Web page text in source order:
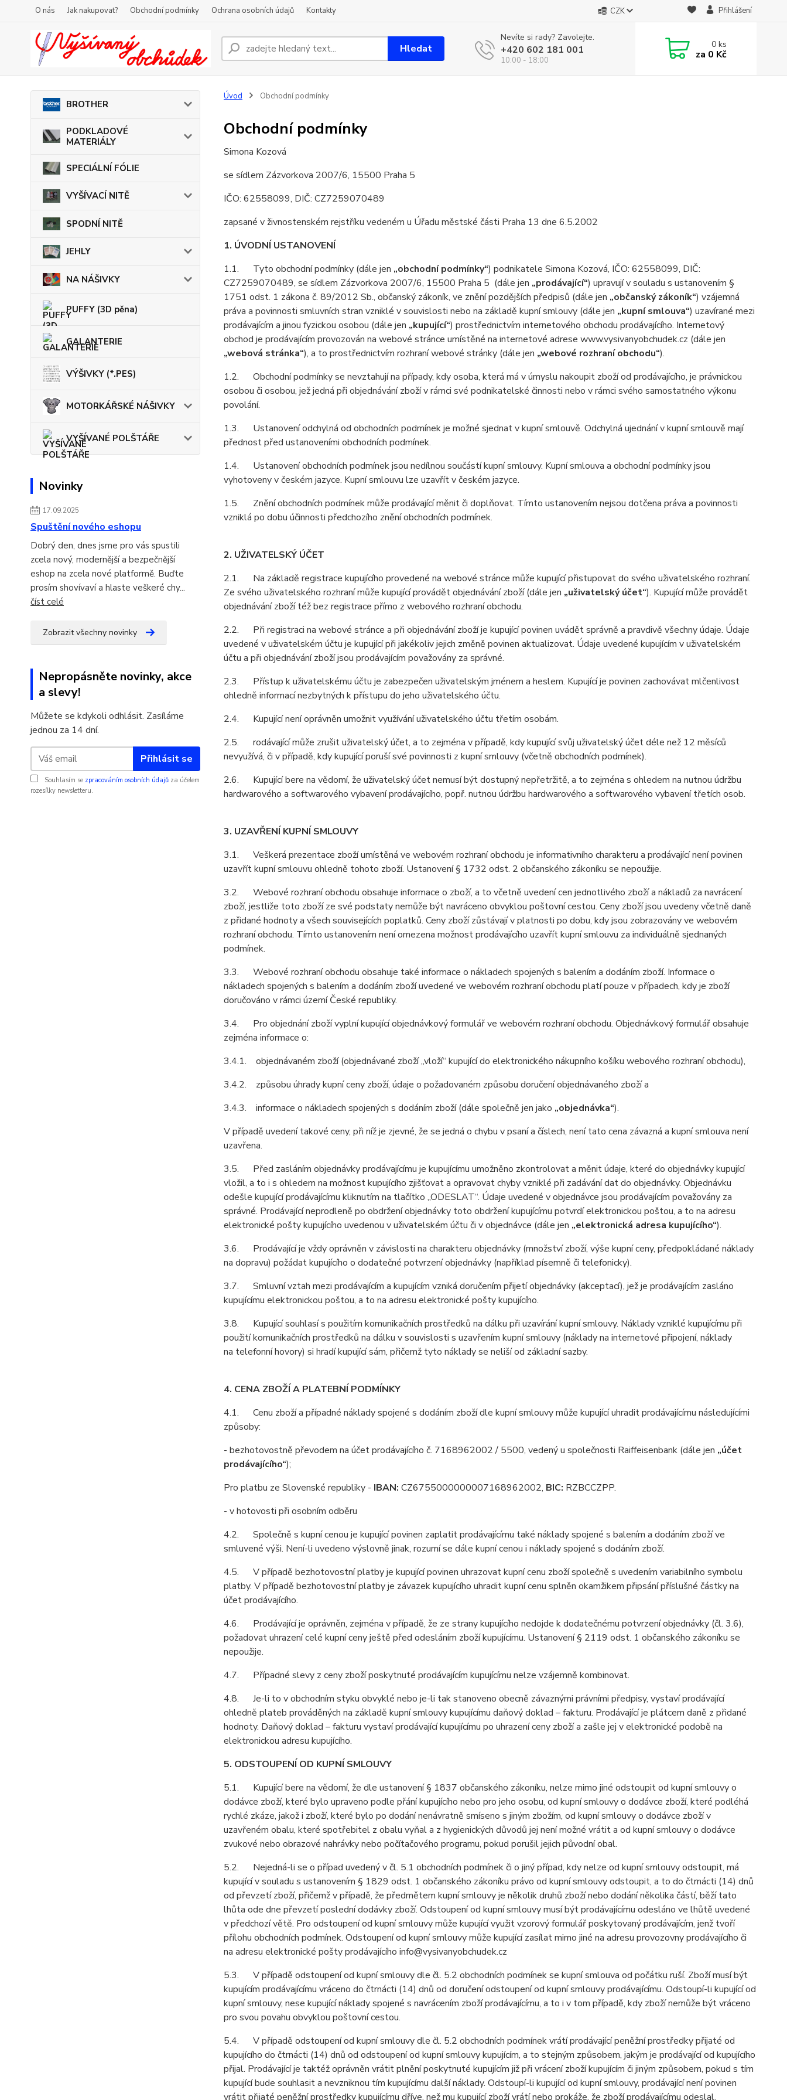
O nás Jak nakupovat? Obchodní podmínky Ochrana osobních údajů Kontakty CZK Přihlášení
Hledat
Nevíte si rady? Zavolejte.
+420 602 181 001
10:00 - 18:00
0ks
za 0 Kč
BROTHER
PODKLADOVÉ
MATERIÁLY
SPECIÁLNÍ FÓLIE
VYŠÍVACÍ NITĚ
SPODNÍ NITĚ
JEHLY
NA NÁŠIVKY
PUFFY (3D pěna)
GALANTERIE
VÝŠIVKY (*.PES)
MOTORKÁŘSKÉ NÁŠIVKY
VYŠÍVANÉ POLŠTÁŘE
Novinky
17.09.2025
Spuštění nového eshopu
Dobrý den, dnes jsme pro vás spustili
zcela nový, modernější a bezpečnější
eshop na zcela nové platformě. Buďte
prosím shovívaví a hlaste veškeré chy...
číst celé
Zobrazit všechny novinky
Nepropásněte novinky, akce
a slevy!
Můžete se kdykoli odhlásit. Zasíláme
jednou za 14 dní.
Přihlásit se
Souhlasím se zpracováním osobních údajů za účelem
rozesílky newsletteru.
Úvod Obchodní podmínky
Obchodní podmínky
Simona Kozová
se sídlem Zázvorkova 2007/6, 15500 Praha 5
IČO: 62558099, DIČ: CZ7259070489
zapsané v živnostenském rejstříku vedeném u Úřadu městské části Praha 13 dne 6.5.2002
1. ÚVODNÍ USTANOVENÍ
1.1. Tyto obchodní podmínky (dále jen „obchodní podmínky“) podnikatele Simona Kozová, IČO: 62558099, DIČ:
CZ7259070489, se sídlem Zázvorkova 2007/6, 15500 Praha 5 (dále jen „prodávající“) upravují v souladu s ustanovením §
1751 odst. 1 zákona č. 89/2012 Sb., občanský zákoník, ve znění pozdějších předpisů (dále jen „občanský zákoník“) vzájemná
práva a povinnosti smluvních stran vzniklé v souvislosti nebo na základě kupní smlouvy (dále jen „kupní smlouva“) uzavírané mezi
prodávajícím a jinou fyzickou osobou (dále jen „kupující“) prostřednictvím internetového obchodu prodávajícího. Internetový
obchod je prodávajícím provozován na webové stránce umístěné na internetové adrese www.vysivanyobchudek.cz (dále jen
„webová stránka“), a to prostřednictvím rozhraní webové stránky (dále jen „webové rozhraní obchodu“).
1.2. Obchodní podmínky se nevztahují na případy, kdy osoba, která má v úmyslu nakoupit zboží od prodávajícího, je právnickou
osobou či osobou, jež jedná při objednávání zboží v rámci své podnikatelské činnosti nebo v rámci svého samostatného výkonu
povolání.
1.3. Ustanovení odchylná od obchodních podmínek je možné sjednat v kupní smlouvě. Odchylná ujednání v kupní smlouvě mají
přednost před ustanoveními obchodních podmínek.
1.4. Ustanovení obchodních podmínek jsou nedílnou součástí kupní smlouvy. Kupní smlouva a obchodní podmínky jsou
vyhotoveny v českém jazyce. Kupní smlouvu lze uzavřít v českém jazyce.
1.5. Znění obchodních podmínek může prodávající měnit či doplňovat. Tímto ustanovením nejsou dotčena práva a povinnosti
vzniklá po dobu účinnosti předchozího znění obchodních podmínek.
2. UŽIVATELSKÝ ÚČET
2.1. Na základě registrace kupujícího provedené na webové stránce může kupující přistupovat do svého uživatelského rozhraní.
Ze svého uživatelského rozhraní může kupující provádět objednávání zboží (dále jen „uživatelský účet“). Kupující může provádět
objednávání zboží též bez registrace přímo z webového rozhraní obchodu.
2.2. Při registraci na webové stránce a při objednávání zboží je kupující povinen uvádět správně a pravdivě všechny údaje. Údaje
uvedené v uživatelském účtu je kupující při jakékoliv jejich změně povinen aktualizovat. Údaje uvedené kupujícím v uživatelském
účtu a při objednávání zboží jsou prodávajícím považovány za správné.
2.3. Přístup k uživatelskému účtu je zabezpečen uživatelským jménem a heslem. Kupující je povinen zachovávat mlčenlivost
ohledně informací nezbytných k přístupu do jeho uživatelského účtu.
2.4. Kupující není oprávněn umožnit využívání uživatelského účtu třetím osobám.
2.5. rodávající může zrušit uživatelský účet, a to zejména v případě, kdy kupující svůj uživatelský účet déle než 12 měsíců
nevyužívá, či v případě, kdy kupující poruší své povinnosti z kupní smlouvy (včetně obchodních podmínek).
2.6. Kupující bere na vědomí, že uživatelský účet nemusí být dostupný nepřetržitě, a to zejména s ohledem na nutnou údržbu
hardwarového a softwarového vybavení prodávajícího, popř. nutnou údržbu hardwarového a softwarového vybavení třetích osob.
3. UZAVŘENÍ KUPNÍ SMLOUVY
3.1. Veškerá prezentace zboží umístěná ve webovém rozhraní obchodu je informativního charakteru a prodávající není povinen
uzavřít kupní smlouvu ohledně tohoto zboží. Ustanovení § 1732 odst. 2 občanského zákoníku se nepoužije.
3.2. Webové rozhraní obchodu obsahuje informace o zboží, a to včetně uvedení cen jednotlivého zboží a nákladů za navrácení
zboží, jestliže toto zboží ze své podstaty nemůže být navráceno obvyklou poštovní cestou. Ceny zboží jsou uvedeny včetně daně
z přidané hodnoty a všech souvisejících poplatků. Ceny zboží zůstávají v platnosti po dobu, kdy jsou zobrazovány ve webovém
rozhraní obchodu. Tímto ustanovením není omezena možnost prodávajícího uzavřít kupní smlouvu za individuálně sjednaných
podmínek.
3.3. Webové rozhraní obchodu obsahuje také informace o nákladech spojených s balením a dodáním zboží. Informace o
nákladech spojených s balením a dodáním zboží uvedené ve webovém rozhraní obchodu platí pouze v případech, kdy je zboží
doručováno v rámci území České republiky.
3.4. Pro objednání zboží vyplní kupující objednávkový formulář ve webovém rozhraní obchodu. Objednávkový formulář obsahuje
zejména informace o:
3.4.1. objednávaném zboží (objednávané zboží „vloží“ kupující do elektronického nákupního košíku webového rozhraní obchodu),
3.4.2. způsobu úhrady kupní ceny zboží, údaje o požadovaném způsobu doručení objednávaného zboží a
3.4.3. informace o nákladech spojených s dodáním zboží (dále společně jen jako „objednávka“).
V případě uvedení takové ceny, při níž je zjevné, že se jedná o chybu v psaní a číslech, není tato cena závazná a kupní smlouva není
uzavřena.
3.5. Před zasláním objednávky prodávajícímu je kupujícímu umožněno zkontrolovat a měnit údaje, které do objednávky kupující
vložil, a to i s ohledem na možnost kupujícího zjišťovat a opravovat chyby vzniklé při zadávání dat do objednávky. Objednávku
odešle kupující prodávajícímu kliknutím na tlačítko „ODESLAT“. Údaje uvedené v objednávce jsou prodávajícím považovány za
správné. Prodávající neprodleně po obdržení objednávky toto obdržení kupujícímu potvrdí elektronickou poštou, a to na adresu
elektronické pošty kupujícího uvedenou v uživatelském účtu či v objednávce (dále jen „elektronická adresa kupujícího“).
3.6. Prodávající je vždy oprávněn v závislosti na charakteru objednávky (množství zboží, výše kupní ceny, předpokládané náklady
na dopravu) požádat kupujícího o dodatečné potvrzení objednávky (například písemně či telefonicky).
3.7. Smluvní vztah mezi prodávajícím a kupujícím vzniká doručením přijetí objednávky (akceptací), jež je prodávajícím zasláno
kupujícímu elektronickou poštou, a to na adresu elektronické pošty kupujícího.
3.8. Kupující souhlasí s použitím komunikačních prostředků na dálku při uzavírání kupní smlouvy. Náklady vzniklé kupujícímu při
použití komunikačních prostředků na dálku v souvislosti s uzavřením kupní smlouvy (náklady na internetové připojení, náklady
na telefonní hovory) si hradí kupující sám, přičemž tyto náklady se neliší od základní sazby.
4. CENA ZBOŽÍ A PLATEBNÍ PODMÍNKY
4.1. Cenu zboží a případné náklady spojené s dodáním zboží dle kupní smlouvy může kupující uhradit prodávajícímu následujícími
způsoby:
- bezhotovostně převodem na účet prodávajícího č. 7168962002 / 5500, vedený u společnosti Raiffeisenbank (dále jen „účet
prodávajícího“);
Pro platbu ze Slovenské republiky - IBAN: CZ6755000000007168962002, BIC: RZBCCZPP.
- v hotovosti při osobním odběru
4.2. Společně s kupní cenou je kupující povinen zaplatit prodávajícímu také náklady spojené s balením a dodáním zboží ve
smluvené výši. Není-li uvedeno výslovně jinak, rozumí se dále kupní cenou i náklady spojené s dodáním zboží.
4.5. V případě bezhotovostní platby je kupující povinen uhrazovat kupní cenu zboží společně s uvedením variabilního symbolu
platby. V případě bezhotovostní platby je závazek kupujícího uhradit kupní cenu splněn okamžikem připsání příslušné částky na
účet prodávajícího.
4.6. Prodávající je oprávněn, zejména v případě, že ze strany kupujícího nedojde k dodatečnému potvrzení objednávky (čl. 3.6),
požadovat uhrazení celé kupní ceny ještě před odesláním zboží kupujícímu. Ustanovení § 2119 odst. 1 občanského zákoníku se
nepoužije.
4.7. Případné slevy z ceny zboží poskytnuté prodávajícím kupujícímu nelze vzájemně kombinovat.
4.8. Je-li to v obchodním styku obvyklé nebo je-li tak stanoveno obecně závaznými právními předpisy, vystaví prodávající
ohledně plateb prováděných na základě kupní smlouvy kupujícímu daňový doklad – fakturu. Prodávající je plátcem daně z přidané
hodnoty. Daňový doklad – fakturu vystaví prodávající kupujícímu po uhrazení ceny zboží a zašle jej v elektronické podobě na
elektronickou adresu kupujícího.
5. ODSTOUPENÍ OD KUPNÍ SMLOUVY
5.1. Kupující bere na vědomí, že dle ustanovení § 1837 občanského zákoníku, nelze mimo jiné odstoupit od kupní smlouvy o
dodávce zboží, které bylo upraveno podle přání kupujícího nebo pro jeho osobu, od kupní smlouvy o dodávce zboží, které podléhá
rychlé zkáze, jakož i zboží, které bylo po dodání nenávratně smíseno s jiným zbožím, od kupní smlouvy o dodávce zboží v
uzavřeném obalu, které spotřebitel z obalu vyňal a z hygienických důvodů jej není možné vrátit a od kupní smlouvy o dodávce
zvukové nebo obrazové nahrávky nebo počítačového programu, pokud porušil jejich původní obal.
5.2. Nejedná-li se o případ uvedený v čl. 5.1 obchodních podmínek či o jiný případ, kdy nelze od kupní smlouvy odstoupit, má
kupující v souladu s ustanovením § 1829 odst. 1 občanského zákoníku právo od kupní smlouvy odstoupit, a to do čtrnácti (14) dnů
od převzetí zboží, přičemž v případě, že předmětem kupní smlouvy je několik druhů zboží nebo dodání několika částí, běží tato
lhůta ode dne převzetí poslední dodávky zboží. Odstoupení od kupní smlouvy musí být prodávajícímu odesláno ve lhůtě uvedené
v předchozí větě. Pro odstoupení od kupní smlouvy může kupující využit vzorový formulář poskytovaný prodávajícím, jenž tvoří
přílohu obchodních podmínek. Odstoupení od kupní smlouvy může kupující zasílat mimo jiné na adresu provozovny prodávajícího či
na adresu elektronické pošty prodávajícího info@vysivanyobchudek.cz
5.3. V případě odstoupení od kupní smlouvy dle čl. 5.2 obchodních podmínek se kupní smlouva od počátku ruší. Zboží musí být
kupujícím prodávajícímu vráceno do čtrnácti (14) dnů od doručení odstoupení od kupní smlouvy prodávajícímu. Odstoupí-li kupující od
kupní smlouvy, nese kupující náklady spojené s navrácením zboží prodávajícímu, a to i v tom případě, kdy zboží nemůže být vráceno
pro svou povahu obvyklou poštovní cestou.
5.4. V případě odstoupení od kupní smlouvy dle čl. 5.2 obchodních podmínek vrátí prodávající peněžní prostředky přijaté od
kupujícího do čtrnácti (14) dnů od odstoupení od kupní smlouvy kupujícím, a to stejným způsobem, jakým je prodávající od kupujícího
přijal. Prodávající je taktéž oprávněn vrátit plnění poskytnuté kupujícím již při vrácení zboží kupujícím či jiným způsobem, pokud s tím
kupující bude souhlasit a nevzniknou tím kupujícímu další náklady. Odstoupí-li kupující od kupní smlouvy, prodávající není povinen
vrátit přijaté peněžní prostředky kupujícímu dříve, než mu kupující zboží vrátí nebo prokáže, že zboží prodávajícímu odeslal.